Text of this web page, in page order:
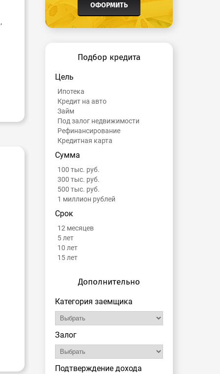
ОФОРМИТЬ
Подбор кредита
Цель
Ипотека
Кредит на авто
Займ
Под залог недвижимости
Рефинансирование
Кредитная карта
Сумма
100 тыс. руб.
300 тыс. руб.
500 тыс. руб.
1 миллион рублей
Срок
12 месяцев
5 лет
10 лет
15 лет
Дополнительно
Категория заемщика
Залог
Подтверждение дохода